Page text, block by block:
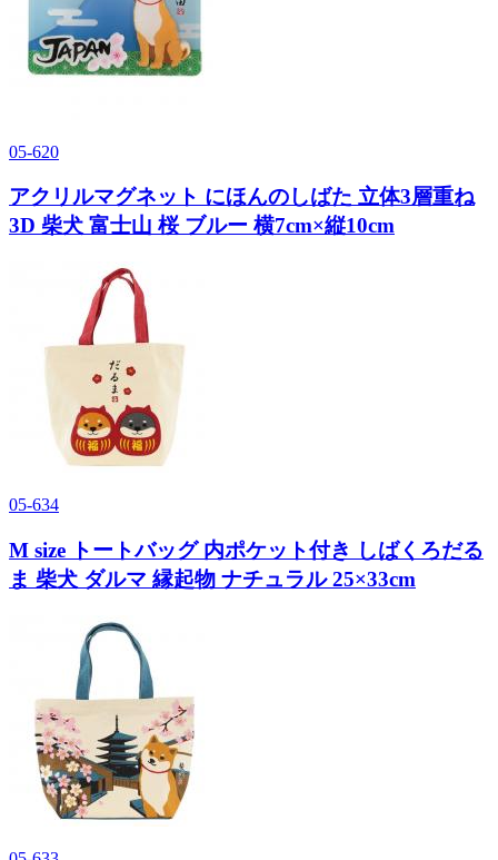
05-620
アクリルマグネット にほんのしばた 立体3層重ね
3D 柴犬 富士山 桜 ブルー 横7cm×縦10cm
05-634
M size トートバッグ 内ポケット付き しばくろだる
ま 柴犬 ダルマ 縁起物 ナチュラル 25×33cm